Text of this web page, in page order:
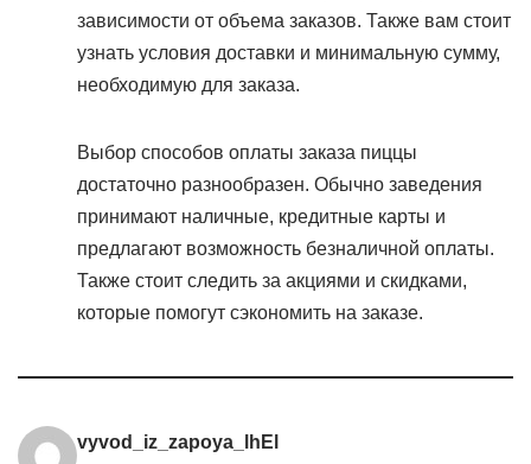
зависимости от объема заказов. Также вам стоит
узнать условия доставки и минимальную сумму,
необходимую для заказа.
Выбор способов оплаты заказа пиццы
достаточно разнообразен. Обычно заведения
принимают наличные, кредитные карты и
предлагают возможность безналичной оплаты.
Также стоит следить за акциями и скидками,
которые помогут сэкономить на заказе.
vyvod_iz_zapoya_lhEl